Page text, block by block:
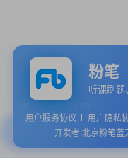
粉笔
听课刷
用户服务协议 用户隐私
开发者:北京粉笔蓝